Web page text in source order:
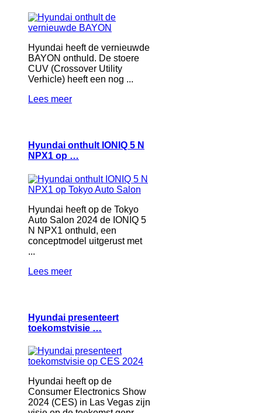
Hyundai heeft de vernieuwde
BAYON onthuld. De stoere
CUV (Crossover Utility
Verhicle) heeft een nog ...
Lees meer
Hyundai onthult IONIQ 5 N
NPX1 op …
Hyundai heeft op de Tokyo
Auto Salon 2024 de IONIQ 5
N NPX1 onthuld, een
conceptmodel uitgerust met
...
Lees meer
Hyundai presenteert
toekomstvisie …
Hyundai heeft op de
Consumer Electronics Show
2024 (CES) in Las Vegas zijn